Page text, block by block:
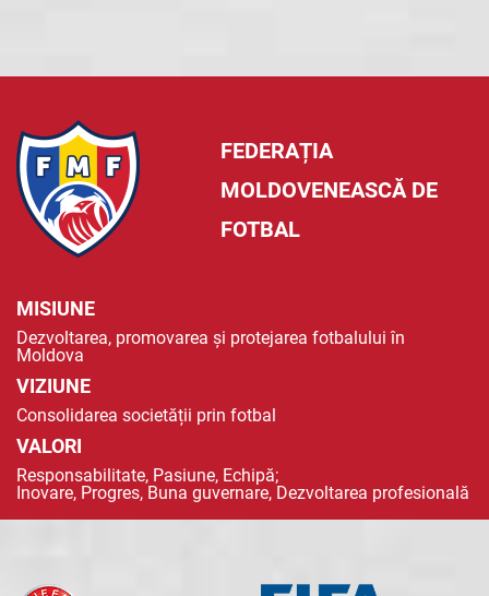
FEDERAȚIA
MOLDOVENEASCĂ DE
FOTBAL
MISIUNE
Dezvoltarea, promovarea și protejarea fotbalului în
Moldova
VIZIUNE
Consolidarea societății prin fotbal
VALORI
Responsabilitate, Pasiune, Echipă;
Inovare, Progres, Buna guvernare, Dezvoltarea profesională